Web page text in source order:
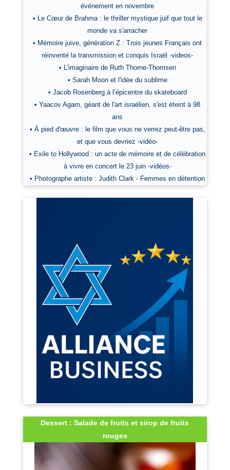
événement en novembre
• Le Cœur de Brahma : le thriller mystique juif que tout le
monde va s'arracher
• Mémoire juive, génération Z : Trois jeunes Français ont
réinventé la transmission et conquis Israël -videos-
• L'imaginaire de Ruth Thorne-Thomsen
• Sarah Moon et l'idée du sublime
• Jacob Rosenberg à l’épicentre du skateboard
• Yaacov Agam, géant de l'art israélien, s'est éteint à 98
ans
• À pied d'œuvre : le film que vous ne verrez peut-être pas,
et que vous devriez -vidéo-
• Exile to Hollywood : un acte de mémoire et de célébration
à vivre en concert le 23 juin -vidéos-
• Photographe artiste : Judith Clark - Femmes en détention
Dessert : Salade de fruits et sirop de fruits
rouges